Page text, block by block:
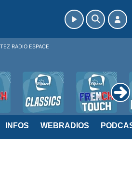
INFOS WEBRADIOS
RADIO ESPACE